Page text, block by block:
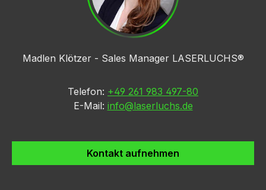
Madlen Klötzer - Sales Manager LASERLUCHS®
Telefon: +49 261 983 497-80
E-Mail: info@laserluchs.de
Kontakt aufnehmen